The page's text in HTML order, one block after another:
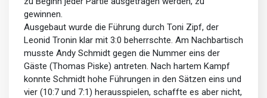
gewinnen.
Ausgebaut wurde die Führung durch Toni Zipf, der
Leonid Tronin klar mit 3:0 beherrschte. Am Nachbartisch
musste Andy Schmidt gegen die Nummer eins der
Gäste (Thomas Piske) antreten. Nach hartem Kampf
konnte Schmidt hohe Führungen in den Sätzen eins und
vier (10:7 und 7:1) herausspielen, schaffte es aber nicht,